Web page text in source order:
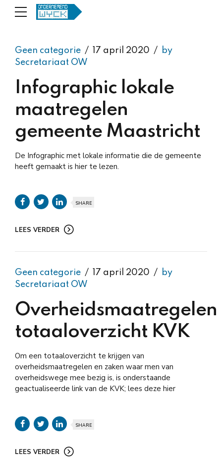
Geen categorie 17 april 2020
by
Secretariaat OW
Infographic lokale
maatregelen
gemeente Maastricht
De Infographic met lokale informatie die de gemeente
heeft gemaakt is hier te lezen.
SHARE
LEES VERDER
Geen categorie 17 april 2020
by
Secretariaat OW
Overheidsmaatregelen
totaaloverzicht KVK
Om een totaaloverzicht te krijgen van
overheidsmaatregelen en zaken waar men van
overheidswege mee bezig is, is onderstaande
geactualiseerde link van de KVK; lees deze hier
SHARE
LEES VERDER